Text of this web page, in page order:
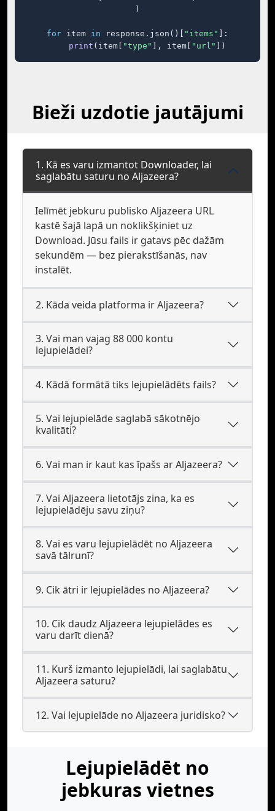
)
for item in response.json()[ "items"
]:
print (item[ "type" ], item[ "url" ])
Bieži uzdotie jautājumi
1. Kā es varu izmantot Downloader, lai
saglabātu saturu no Aljazeera?
Ielīmēt jebkuru publisko Aljazeera URL
kastē šajā lapā un noklikšķiniet uz
Download. Jūsu fails ir gatavs pēc dažām
sekundēm — bez pierakstīšanās, nav
instalēt.
2. Kāda veida platforma ir Aljazeera?
3. Vai man vajag 88 000 kontu
lejupielādei?
4. Kādā formātā tiks lejupielādēts fails?
5. Vai lejupielāde saglabā sākotnējo
kvalitāti?
6. Vai man ir kaut kas īpašs ar Aljazeera?
7. Vai Aljazeera lietotājs zina, ka es
lejupielādēju savu ziņu?
8. Vai es varu lejupielādēt no Aljazeera
savā tālrunī?
9. Cik ātri ir lejupielādes no Aljazeera?
10. Cik daudz Aljazeera lejupielādes es
varu darīt dienā?
11. Kurš izmanto lejupielādi, lai saglabātu
Aljazeera saturu?
12. Vai lejupielāde no Aljazeera juridisko?
Lejupielādēt no
jebkuras vietnes